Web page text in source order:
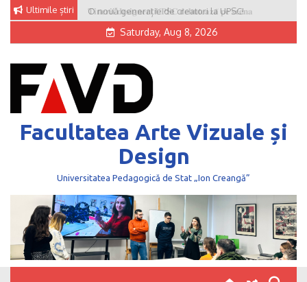
Skip
Ultimile știri O nouă generație de creatori la UPSC!
Saturday, Aug 8, 2026
Facultatea Arte Vizuale și
Design
Universitatea Pedagogică de Stat „Ion Creangă”